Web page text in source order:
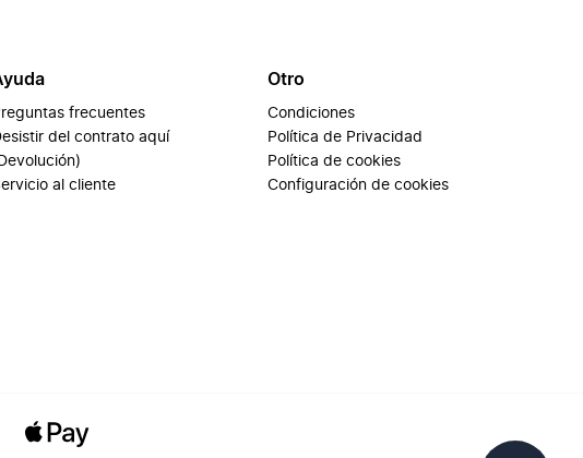
frecuentes
del contrato aquí
al cliente
Otro
Condiciones
Política de Privacidad
Política de cookies
Configuración de cookies